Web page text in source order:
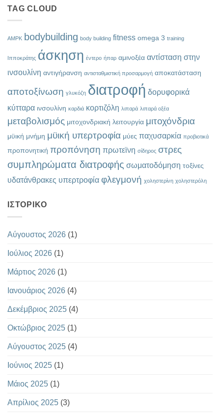
TAG CLOUD
AMPK bodybuilding body building fitness omega 3 training
Ιπποκράτης άσκηση έντερο ήπαρ αμινοξέα αντίσταση στην
ινσουλίνη αντιγήρανση αντισταθμιστική προσαρμογή αποκατάσταση
αποτοξίνωση γλυκόζη διατροφή δορυφορικά
κύτταρα ινσουλίνη καρδιά κορτιζόλη λιπαρά λιπαρά οξέα
μεταβολισμός μιτοχονδριακή λειτουργία μιτοχόνδρια
μϋική μνήμη μϋική υπερτροφία μύες παχυσαρκία προβιοτικά
προπονητική προπόνηση πρωτεϊνη σίδηρος στρες
συμπληρώματα διατροφής σωματοδόμηση τοξίνες
υδατάνθρακες υπερτροφία φλεγμονή χοληστερίνη χοληστερόλη
ΙΣΤΟΡΙΚΌ
Αύγουστος 2026 (1)
Ιούλιος 2026 (1)
Μάρτιος 2026 (1)
Ιανουάριος 2026 (4)
Δεκέμβριος 2025 (4)
Οκτώβριος 2025 (1)
Αύγουστος 2025 (4)
Ιούνιος 2025 (1)
Μάιος 2025 (1)
Απρίλιος 2025 (3)